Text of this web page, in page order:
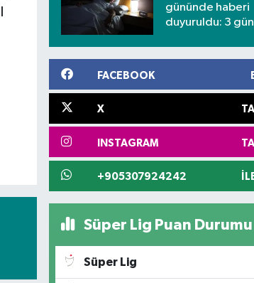
gününde haberi
duyuruldu: 3 gün
FACEBOOK
X
INSTAGRAM
+905307924242
Süper Lig Puan Durumu
Süper Lig